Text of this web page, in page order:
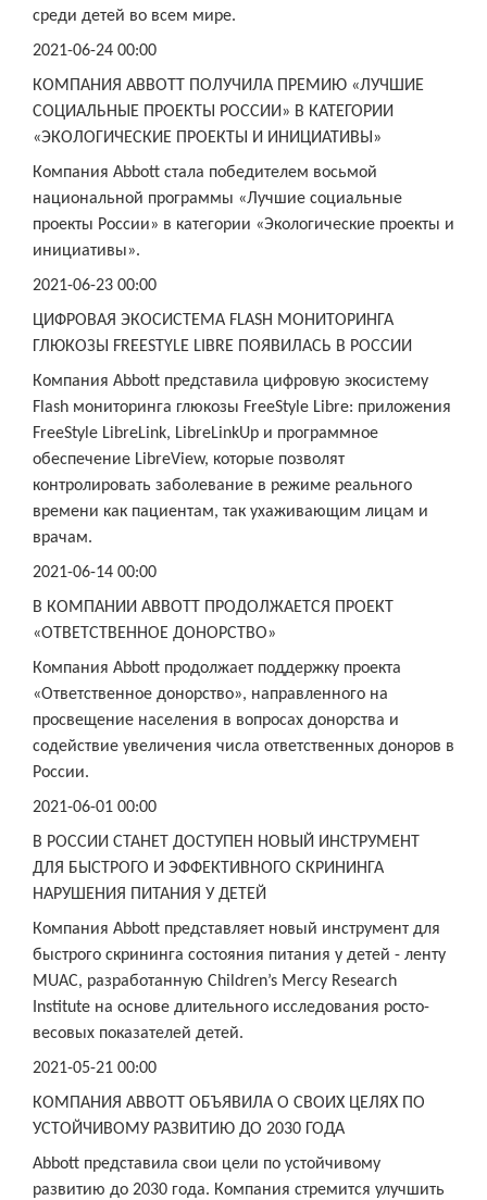
среди детей во всем мире.
2021-06-24 00:00
КОМПАНИЯ ABBOTT ПОЛУЧИЛА ПРЕМИЮ «ЛУЧШИЕ
СОЦИАЛЬНЫЕ ПРОЕКТЫ РОССИИ» В КАТЕГОРИИ
«ЭКОЛОГИЧЕСКИЕ ПРОЕКТЫ И ИНИЦИАТИВЫ»
Компания Abbott стала победителем восьмой
национальной программы «Лучшие социальные
проекты России» в категории «Экологические проекты и
инициативы».
2021-06-23 00:00
ЦИФРОВАЯ ЭКОСИСТЕМА FLASH МОНИТОРИНГА
ГЛЮКОЗЫ FREESTYLE LIBRE ПОЯВИЛАСЬ В РОССИИ
Компания Abbott представила цифровую экосистему
Flash мониторинга глюкозы FreeStyle Libre: приложения
FreeStyle LibreLink, LibreLinkUp и программное
обеспечение LibreView, которые позволят
контролировать заболевание в режиме реального
времени как пациентам, так ухаживающим лицам и
врачам.
2021-06-14 00:00
В КОМПАНИИ ABBOTT ПРОДОЛЖАЕТСЯ ПРОЕКТ
«ОТВЕТСТВЕННОЕ ДОНОРСТВО»
Компания Abbott продолжает поддержку проекта
«Ответственное донорство», направленного на
просвещение населения в вопросах донорства и
содействие увеличения числа ответственных доноров в
России.
2021-06-01 00:00
В РОССИИ СТАНЕТ ДОСТУПЕН НОВЫЙ ИНСТРУМЕНТ
ДЛЯ БЫСТРОГО И ЭФФЕКТИВНОГО СКРИНИНГА
НАРУШЕНИЯ ПИТАНИЯ У ДЕТЕЙ
Компания Abbott представляет новый инструмент для
быстрого скрининга состояния питания у детей - ленту
MUAC, разработанную Children’s Mercy Research
Institute на основе длительного исследования росто-
весовых показателей детей.
2021-05-21 00:00
КОМПАНИЯ ABBOTT ОБЪЯВИЛА О СВОИХ ЦЕЛЯХ ПО
УСТОЙЧИВОМУ РАЗВИТИЮ ДО 2030 ГОДА
Abbott представила свои цели по устойчивому
развитию до 2030 года. Компания стремится улучшить